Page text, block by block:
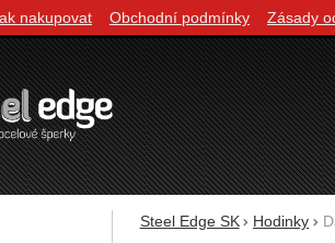
Steel Edge SK Hodinky
nakupovat Obchodní podmínky Zásady